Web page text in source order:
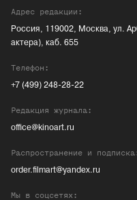
Адрес редакции:
Россия, 119002, Москва, ул.
актера), каб. 655
Телефон:
+7 (499) 248-28-22
Редакция журнала:
office@kinoart.ru
Распространение и
order.filmart@yandex.ru
Мы в соцсетях: